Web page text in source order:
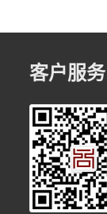
客户服务